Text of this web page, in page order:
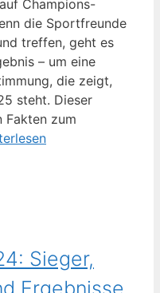
Champions-
die Sportfreunde
treffen, geht es
– um eine
die zeigt,
steht. Dieser
zum
Sieger,
Ergebnisse